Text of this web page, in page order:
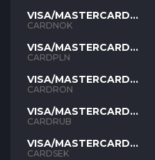
VISA/MASTERCARD
NOK
CARDNOK
VISA/MASTERCARD
PLN
CARDPLN
VISA/MASTERCARD
RON
CARDRON
VISA/MASTERCARD
RUB
CARDRUB
VISA/MASTERCARD
SEK
CARDSEK